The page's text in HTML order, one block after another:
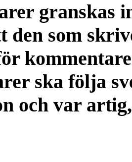
granskas
den som
ska följa
och var